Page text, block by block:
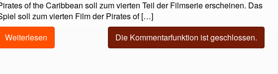
of the Caribbean soll zum vierten Teil der Filmserie erscheinen. Das
soll zum vierten Film der Pirates of […]
Weiterlesen
Die Kommentarfunktion ist geschlossen.